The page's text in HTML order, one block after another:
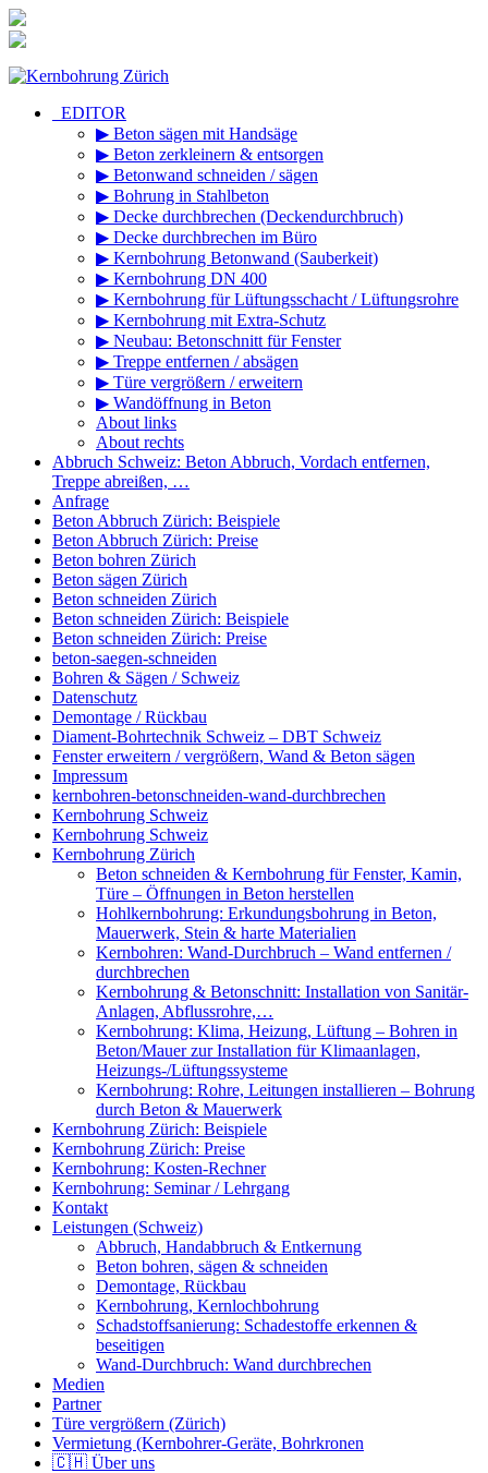
Inhalt
_EDITOR
▶ Beton sägen mit Handsäge
▶ Beton zerkleinern & entsorgen
▶ Betonwand schneiden / sägen
▶ Bohrung in Stahlbeton
▶ Decke durchbrechen (Deckendurchbruch)
▶ Decke durchbrechen im Büro
▶ Kernbohrung Betonwand (Sauberkeit)
▶ Kernbohrung DN 400
▶ Kernbohrung für Lüftungsschacht / Lüftungsrohre
▶ Kernbohrung mit Extra-Schutz
▶ Neubau: Betonschnitt für Fenster
▶ Treppe entfernen / absägen
▶ Türe vergrößern / erweitern
▶ Wandöffnung in Beton
About links
About rechts
Abbruch Schweiz: Beton Abbruch, Vordach entfernen,
Treppe abreißen, …
Anfrage
Beton Abbruch Zürich: Beispiele
Beton Abbruch Zürich: Preise
Beton bohren Zürich
Beton sägen Zürich
Beton schneiden Zürich
Beton schneiden Zürich: Beispiele
Beton schneiden Zürich: Preise
beton-saegen-schneiden
Bohren & Sägen / Schweiz
Datenschutz
Demontage / Rückbau
Diament-Bohrtechnik Schweiz – DBT Schweiz
Fenster erweitern / vergrößern, Wand & Beton sägen
Impressum
kernbohren-betonschneiden-wand-durchbrechen
Kernbohrung Schweiz
Kernbohrung Schweiz
Kernbohrung Zürich
Beton schneiden & Kernbohrung für Fenster, Kamin,
Türe – Öffnungen in Beton herstellen
Hohlkernbohrung: Erkundungsbohrung in Beton,
Mauerwerk, Stein & harte Materialien
Kernbohren: Wand-Durchbruch – Wand entfernen /
durchbrechen
Kernbohrung & Betonschnitt: Installation von Sanitär-
Anlagen, Abflussrohre,…
Kernbohrung: Klima, Heizung, Lüftung – Bohren in
Beton/Mauer zur Installation für Klimaanlagen,
Heizungs-/Lüftungssysteme
Kernbohrung: Rohre, Leitungen installieren – Bohrung
durch Beton & Mauerwerk
Kernbohrung Zürich: Beispiele
Kernbohrung Zürich: Preise
Kernbohrung: Kosten-Rechner
Kernbohrung: Seminar / Lehrgang
Kontakt
Leistungen (Schweiz)
Abbruch, Handabbruch & Entkernung
Beton bohren, sägen & schneiden
Demontage, Rückbau
Kernbohrung, Kernlochbohrung
Schadstoffsanierung: Schadestoffe erkennen &
beseitigen
Wand-Durchbruch: Wand durchbrechen
Medien
Partner
Türe vergrößern (Zürich)
Vermietung (Kernbohrer-Geräte, Bohrkronen
🇨🇭 Über uns